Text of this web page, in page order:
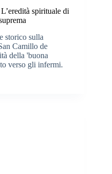
spirituale di
storico sulla
Camillo de
della 'buona
verso gli infermi.